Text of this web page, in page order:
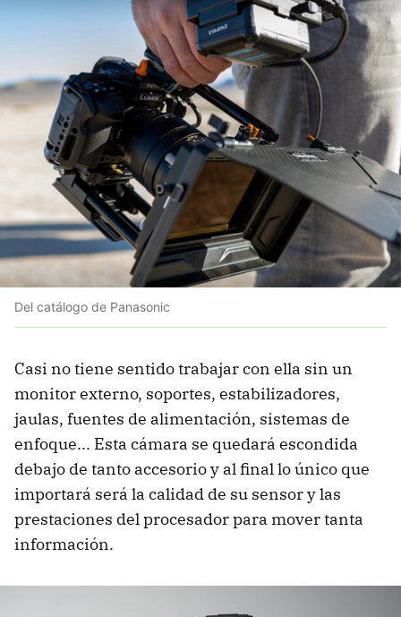
Del catálogo de Panasonic
Casi no tiene sentido trabajar con ella sin un
monitor externo, soportes, estabilizadores,
jaulas, fuentes de alimentación, sistemas de
enfoque... Esta cámara se quedará escondida
debajo de tanto accesorio y al final lo único que
importará será la calidad de su sensor y las
prestaciones del procesador para mover tanta
información.